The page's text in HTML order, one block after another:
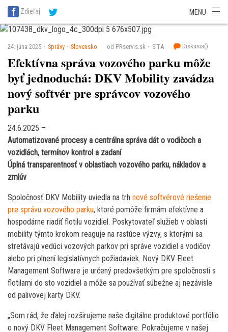
SITA Energetika
SITA Potravinárstvo
Zdieľaj MENU
24. júna 2025 Správy Slovensko od PRservis.sk SITA Diskusia()
Efektívna správa vozového parku môže
byť jednoduchá: DKV Mobility zavádza
nový softvér pre správcov vozového
parku
24.6.2025 –
Automatizované procesy a centrálna správa dát o vodičoch a
vozidlách, termínov kontrol a zadaní
Úplná transparentnosť v oblastiach vozového parku, nákladov a
zmlúv
Spoločnosť DKV Mobility uviedla na trh nové softvérové riešenie
pre správu vozového parku, ktoré pomôže firmám efektívne a
hospodárne riadiť flotilu vozidiel. Poskytovateľ služieb v oblasti
mobility týmto krokom reaguje na rastúce výzvy, s ktorými sa
stretávajú vedúci vozových parkov pri správe vozidiel a vodičov
alebo pri plnení legislatívnych požiadaviek. Nový DKV Fleet
Management Software je určený predovšetkým pre spoločnosti s
flotilami do sto vozidiel a môže sa používať súbežne aj nezávisle
od palivovej karty DKV.
„Som rád, že ďalej rozširujeme naše digitálne produktové portfólio
o nový DKV Fleet Management Software. Pokračujeme v našej